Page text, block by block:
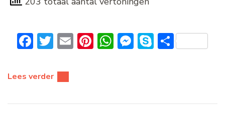
Facebook
Twitter
EmailPinterest
WhatsApp
Messenger
Skype
Delen
Lees verder